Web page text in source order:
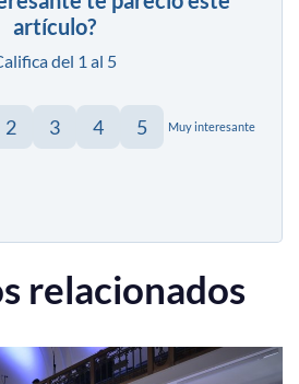
artículo?
del 1 al 5
2 3 4 5 Muy interesante
relacionados